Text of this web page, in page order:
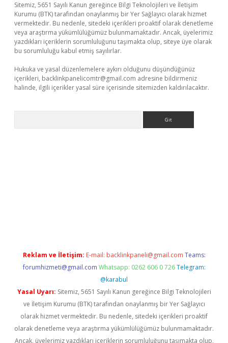
Sitemiz, 5651 Sayılı Kanun gereğince Bilgi Teknolojileri ve İletişim
Kurumu (BTK) tarafından onaylanmış bir Yer Sağlayıcı olarak hizmet
vermektedir. Bu nedenle, sitedeki içerikleri proaktif olarak denetleme
veya araştırma yükümlülüğümüz bulunmamaktadır. Ancak, üyelerimiz
yazdıkları içeriklerin sorumluluğunu taşımakta olup, siteye üye olarak
bu sorumluluğu kabul etmiş sayılırlar.
Hukuka ve yasal düzenlemelere aykırı olduğunu düşündüğünüz
içerikleri, backlinkpanelicomtr@gmail.com adresine bildirmeniz
halinde, ilgili içerikler yasal süre içerisinde sitemizden kaldırılacaktır.
Reklam ve İletişim: E-mail: backlinkpaneli@gmail.com Teams:
forumhizmeti@gmail.com Whatsapp: 0262 606 0 726 Telegram:
@karabul
Yasal Uyarı: Sitemiz, 5651 Sayılı Kanun gereğince Bilgi Teknolojileri
ve İletişim Kurumu (BTK) tarafından onaylanmış bir Yer Sağlayıcı
olarak hizmet vermektedir. Bu nedenle, sitedeki içerikleri proaktif
olarak denetleme veya araştırma yükümlülüğümüz bulunmamaktadır.
Ancak, üyelerimiz yazdıkları içeriklerin sorumluluğunu taşımakta olup,